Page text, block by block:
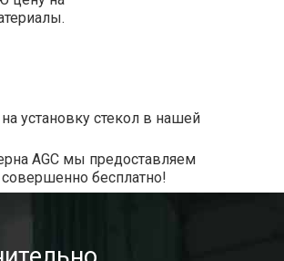
установку стекол в нашей
AGC мы предоставляем
бесплатно!